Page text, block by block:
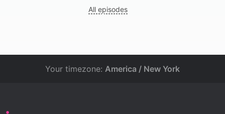
All episodes
Your timezone: America / New York